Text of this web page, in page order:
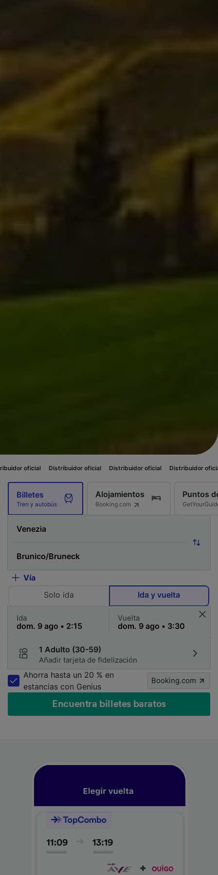
Distribuidor oficial Distribuidor oficial Distribuidor oficial
Billetes
Tren y autobús
Alojamientos
Booking.com
Puntos
Vía
Solo ida
Ida y vuelta
Ida Vuelta
1 Adulto (30-59)
Añadir tarjeta de fidelización
Ahorra hasta un 20 % en
estancias con Genius
Booking.com
Encuentra billetes baratos